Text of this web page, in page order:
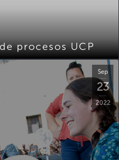
procesos UCP
Sep
23
2022